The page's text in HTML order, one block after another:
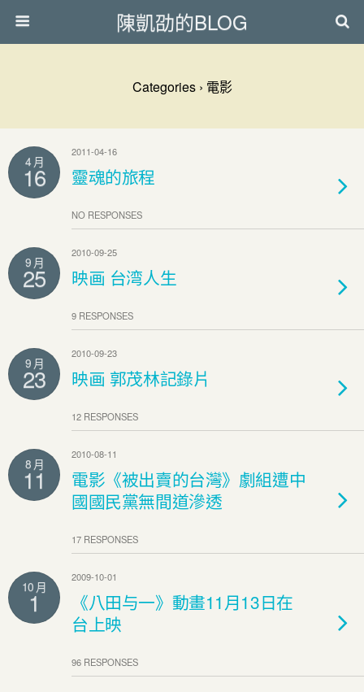
陳凱劭的BLOG
Categories › 電影
4 月
16
2011-04-16
靈魂的旅程
NO RESPONSES
9 月
25
2010-09-25
映画 台湾人生
9 RESPONSES
9 月
23
2010-09-23
映画 郭茂林記錄片
12 RESPONSES
8 月
11
2010-08-11
電影《被出賣的台灣》劇組遭中
國國民黨無間道滲透
17 RESPONSES
10 月
1
2009-10-01
《八田与一》動畫11月13日在
台上映
96 RESPONSES